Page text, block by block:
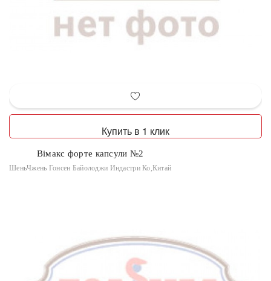
Купить в 1 клик
Вімакс форте капсули №2
ШеньЧжень Гонсен Байолоджи Индастри Ко,Китай